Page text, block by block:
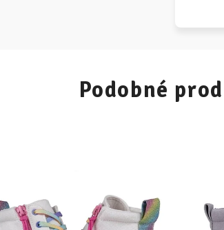
Podobné